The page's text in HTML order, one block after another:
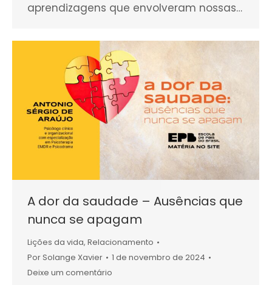
aprendizagens que envolveram nossas…
A dor da saudade – Ausências que
nunca se apagam
Lições da vida, Relacionamento
PorSolange Xavier
1 de novembro de 2024
Deixe um comentário